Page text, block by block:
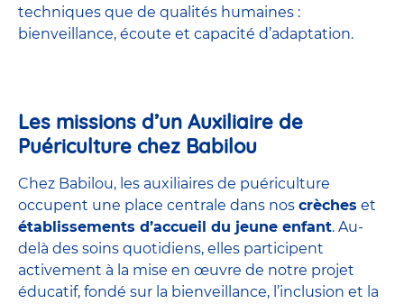
techniques que de qualités humaines :
bienveillance, écoute et capacité d’adaptation.
Les missions d’un Auxiliaire de
Puériculture chez Babilou
Chez Babilou, les auxiliaires de puériculture
occupent une place centrale dans nos crèches et
établissements d’accueil du jeune enfant. Au-
delà des soins quotidiens, elles participent
activement à la mise en œuvre de notre projet
éducatif, fondé sur la bienveillance, l’inclusion et la